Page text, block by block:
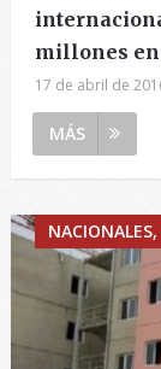
millones
17 de abril de
MÁS